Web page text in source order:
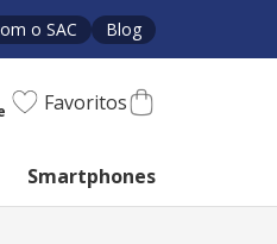
o SAC Blog
Favoritos
Smartphones